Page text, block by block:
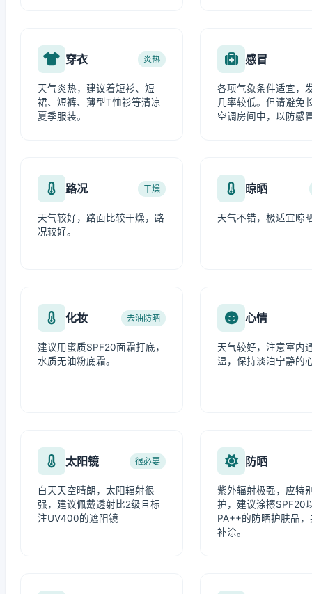
穿衣 炎热
天气炎热，建议着短衫、短
裙、短裤、薄型T恤衫等清凉
夏季服装。
感冒
各项气象条件适宜，
几率较低。但请避免
空调房间中，以防感
路况 干燥
天气较好，路面比较干燥，路
况较好。
晾晒
天气不错，极适宜晾
化妆 去油防晒
建议用蜜质SPF20面霜打底，
水质无油粉底霜。
心情
天气较好，注意室内
温，保持淡泊宁静的
太阳镜 很必要
白天天空晴朗，太阳辐射很
强，建议佩戴透射比2级且标
注UV400的遮阳镜
防晒
紫外辐射极强，应特
护，建议涂擦SPF20
PA++的防晒护肤品
补涂。